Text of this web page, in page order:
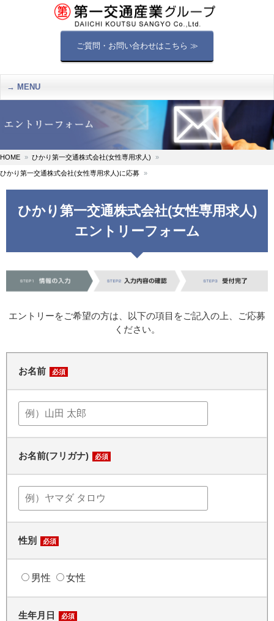
ご質問・お問い合わせはこちら ≫
MENU
HOME ひかり第一交通株式会社(女性専用求人)
ひかり第一交通株式会社(女性専用求人)に応募
ひかり第一交通株式会社(女性専用求人)
エントリーフォーム
エントリーをご希望の方は、以下の項目をご記入の上、ご応募
ください。
お名前 必須
お名前(フリガナ) 必須
性別 必須
男性 女性
生年月日 必須